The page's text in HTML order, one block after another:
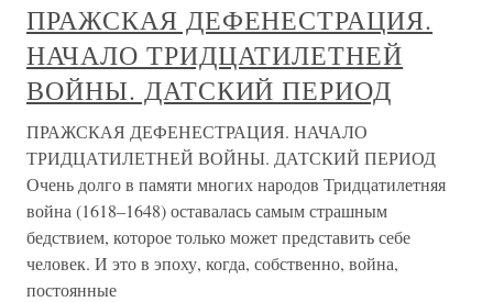
ПРАЖСКАЯ ДЕФЕНЕСТРАЦИЯ.
НАЧАЛО ТРИДЦАТИЛЕТНЕЙ
ВОЙНЫ. ДАТСКИЙ ПЕРИОД
ПРАЖСКАЯ ДЕФЕНЕСТРАЦИЯ. НАЧАЛО
ТРИДЦАТИЛЕТНЕЙ ВОЙНЫ. ДАТСКИЙ ПЕРИОД
Очень долго в памяти многих народов Тридцатилетняя
война (1618–1648) оставалась самым страшным
бедствием, которое только может представить себе
человек. И это в эпоху, когда, собственно, война,
постоянные